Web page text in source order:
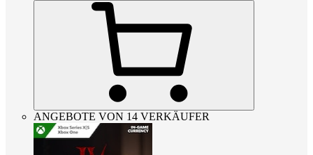
ANGEBOTE VON 14 VERKÄUFER